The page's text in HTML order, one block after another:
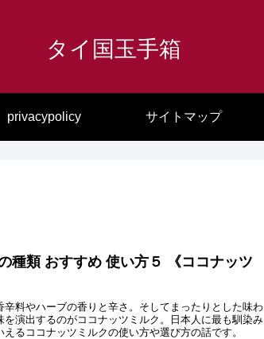
タイ国玉手箱
privacypolicy サイトマップ
種類 おすすめ 使い方５ 《ココナッツ
辛料やハーブの香りと辛さ。そしてまったりとした味わ
を演出するのがココナッツミルク。日本人に最も馴染み
るココナッツミルクの使い方や選び方の話です。